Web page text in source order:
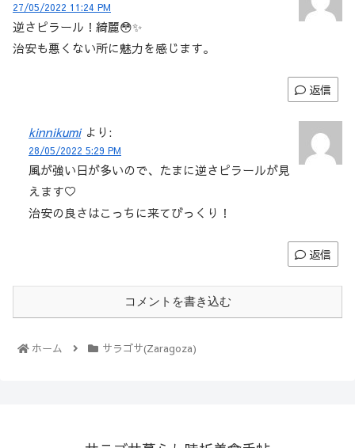
27/05/2022 11:24 PM
逆さピラール！綺麗😳✨
治安も悪くない所に魅力を感じます。
返信
kinnikumi より:
28/05/2022 5:29 PM
風が強い日が多いので、たまに逆さピラールが見
えます♡
治安の良さはこっちに来てびっくり！
返信
コメントを書き込む
ホーム サラゴサ(Zaragoza)